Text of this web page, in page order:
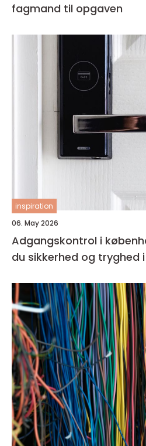
fagmand til opgaven
inspiration
06. May 2026
Adgangskontrol i
du sikkerhed og tryghed